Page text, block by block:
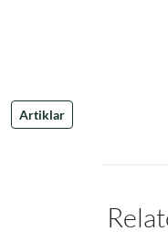
Artiklar